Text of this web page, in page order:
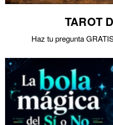
TAROT
Haz tu pregunta